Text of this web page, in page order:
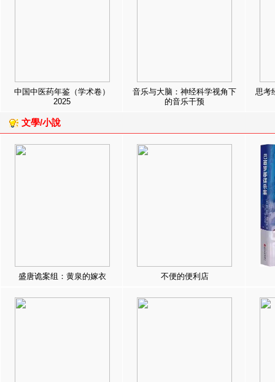
中国中医药年鉴（学术卷）
2025
音乐与大脑：神经科学视角下
的音乐干预
思考
文學/小說
盛唐诡案组：黄泉的嫁衣 不便的便利店